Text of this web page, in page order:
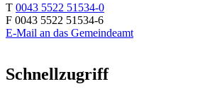
T 0043 5522 51534-0
F 0043 5522 51534-6
E-Mail an das Gemeindeamt
Schnellzugriff